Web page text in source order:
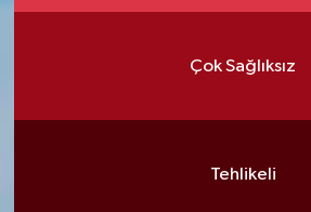
Çok Sağlıksız
Tehlikeli